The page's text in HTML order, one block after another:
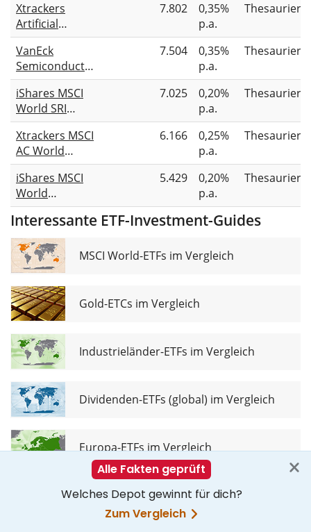
Xtrackers
Artificial
Intelligence &
Big Data UCITS
ETF 1C
7.802
0,35%
p.a.
VanEck
Semiconductor
UCITS ETF
7.504
0,35%
p.a.
iShares MSCI
World SRI
UCITS ETF EUR
(Acc)
7.025
0,20%
p.a.
Xtrackers MSCI
AC World
Screened
UCITS ETF 1C
6.166
0,25%
p.a.
iShares MSCI
World
Screened
UCITS ETF USD
(Acc)
5.429
0,20%
p.a.
Interessante ETF-Investment-Guides
MSCI World-ETFs im Vergleich
Gold-ETCs im Vergleich
Industrieländer-ETFs im Vergleich
Dividenden-ETFs (global) im Vergleich
Europa-ETFs im Vergleich